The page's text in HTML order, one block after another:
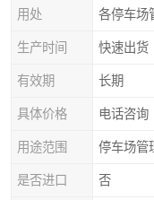
用处 各停车场
生产时间 快速出货
有效期 长期
具体价格 电话咨询
用途范围 停车场管
是否进口 否